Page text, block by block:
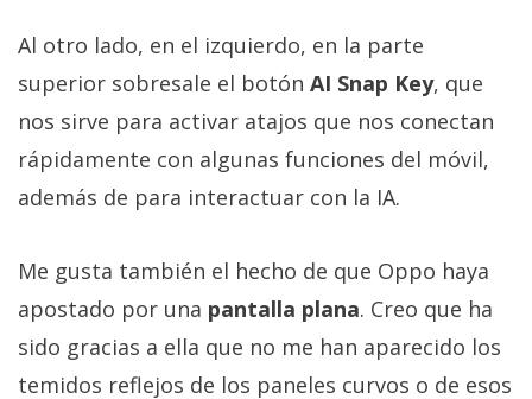
Al otro lado, en el izquierdo, en la parte
superior sobresale el botón AI Snap Key, que
nos sirve para activar atajos que nos conectan
rápidamente con algunas funciones del móvil,
además de para interactuar con la IA.
Me gusta también el hecho de que Oppo haya
apostado por una pantalla plana. Creo que ha
sido gracias a ella que no me han aparecido los
temidos reflejos de los paneles curvos o de esos